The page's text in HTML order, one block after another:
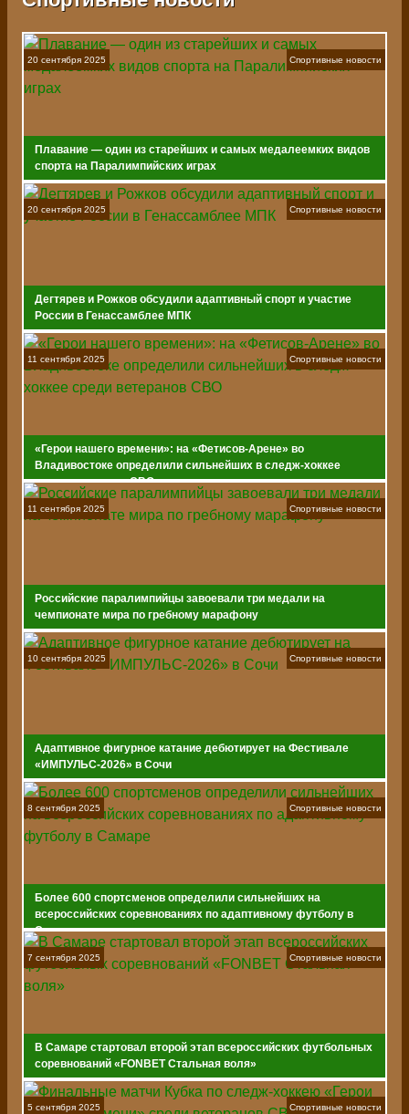
20 сентября 2025
Плавание — один из старейших и самых медалеемких видов
спорта на Паралимпийских играх
Спортивные новости
20 сентября 2025
Дегтярев и Рожков обсудили адаптивный спорт и участие
России в Генассамблее МПК
Спортивные новости
11 сентября 2025
«Герои нашего времени»: на «Фетисов-Арене» во
Владивостоке определили сильнейших в следж-хоккее
среди ветеранов СВО
Спортивные новости
11 сентября 2025
Российские паралимпийцы завоевали три медали на
чемпионате мира по гребному марафону
Спортивные новости
10 сентября 2025
Адаптивное фигурное катание дебютирует на Фестивале
«ИМПУЛЬС-2026» в Сочи
Спортивные новости
8 сентября 2025
Более 600 спортсменов определили сильнейших на
всероссийских соревнованиях по адаптивному футболу в
Самаре
Спортивные новости
7 сентября 2025
В Самаре стартовал второй этап всероссийских футбольных
соревнований «FONBET Стальная воля»
Спортивные новости
5 сентября 2025 Спортивные новости